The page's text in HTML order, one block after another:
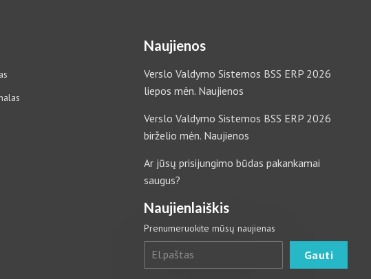
Naujienos
Verslo Valdymo Sistemos BSS ERP 2026
liepos mėn. Naujienos
Verslo Valdymo Sistemos BSS ERP 2026
birželio mėn. Naujienos
Ar jūsų prisijungimo būdas pakankamai
saugus?
Naujienlaiškis
Prenumeruokite mūsų naujienas